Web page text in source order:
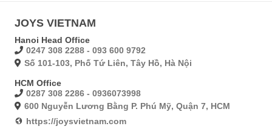
JOYS VIETNAM
Hanoi Head Office
0247 308 2288 - 093 600 9792
Số 101-103, Phố Tứ Liên, Tây Hồ, Hà Nội
HCM Office
0287 308 2286 - 0936073998
600 Nguyễn Lương Bằng P. Phú Mỹ, Quận 7, HCM
https://joysvietnam.com